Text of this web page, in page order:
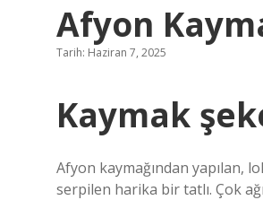
Afyon
Tarih: Haziran 7, 2025
Kaymak
Afyon kaymağından yapılan,
serpilen harika bir tatlı. Çok